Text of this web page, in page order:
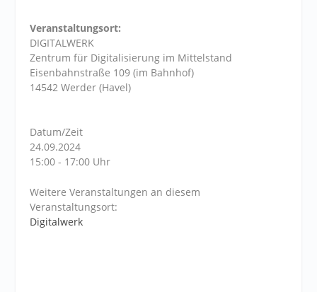
Veranstaltungsort:
DIGITALWERK
Zentrum für Digitalisierung im Mittelstand
Eisenbahnstraße 109 (im Bahnhof)
14542 Werder (Havel)
Datum/Zeit
24.09.2024
15:00 - 17:00 Uhr
Weitere Veranstaltungen an diesem
Veranstaltungsort:
Digitalwerk